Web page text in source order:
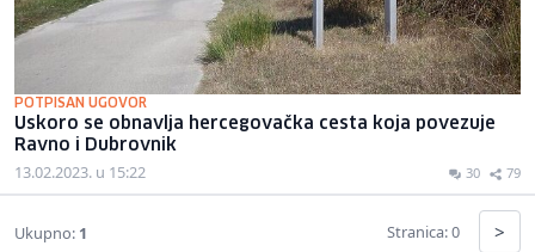
POTPISAN UGOVOR
Uskoro se obnavlja hercegovačka cesta koja povezuje
Ravno i Dubrovnik
13.02.2023. u 15:22 30 79
Ukupno: 1 Stranica: 0 >